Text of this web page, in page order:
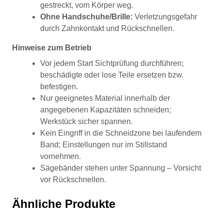
gestreckt, vom Körper weg.
Ohne Handschuhe/Brille: Verletzungsgefahr
durch Zahnkontakt und Rückschnellen.
Hinweise zum Betrieb
Vor jedem Start Sichtprüfung durchführen;
beschädigte oder lose Teile ersetzen bzw.
befestigen.
Nur geeignetes Material innerhalb der
angegebenen Kapazitäten schneiden;
Werkstück sicher spannen.
Kein Eingriff in die Schneidzone bei laufendem
Band; Einstellungen nur im Stillstand
vornehmen.
Sägebänder stehen unter Spannung – Vorsicht
vor Rückschnellen.
Ähnliche Produkte